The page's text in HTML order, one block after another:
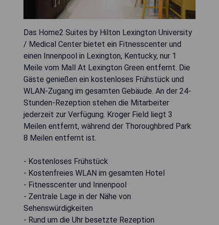
Das Home2 Suites by Hilton Lexington University
/ Medical Center bietet ein Fitnesscenter und
einen Innenpool in Lexington, Kentucky, nur 1
Meile vom Mall At Lexington Green entfernt. Die
Gäste genießen ein kostenloses Frühstück und
WLAN-Zugang im gesamten Gebäude. An der 24-
Stunden-Rezeption stehen die Mitarbeiter
jederzeit zur Verfügung. Kroger Field liegt 3
Meilen entfernt, während der Thoroughbred Park
8 Meilen entfernt ist.
- Kostenloses Frühstück
- Kostenfreies WLAN im gesamten Hotel
- Fitnesscenter und Innenpool
- Zentrale Lage in der Nähe von
Sehenswürdigkeiten
- Rund um die Uhr besetzte Rezeption